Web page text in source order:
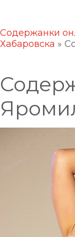
Содержанки
Хабаровска »